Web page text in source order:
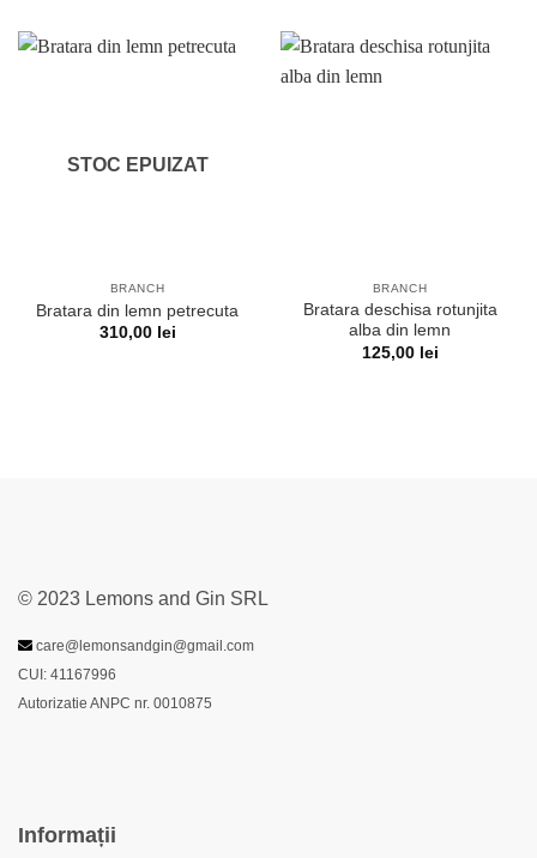
STOC EPUIZAT
BRANCH
Bratara din lemn petrecuta
310,00 lei
BRANCH
Bratara deschisa rotunjita
alba din lemn
125,00 lei
© 2023 Lemons and Gin SRL
care@lemonsandgin@gmail.com
CUI: 41167996
Autorizatie ANPC nr. 0010875
Informații